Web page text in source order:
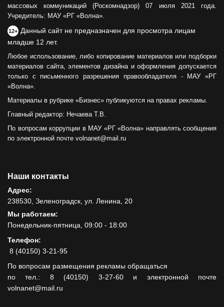
массовых коммуникаций (Роскомнадзор) 07 июля 2021 года.
Учредитель: МАУ «РГ «Волна».
12+ Данный сайт не предназначен для просмотра лицам
младше 12 лет.
Любое использование, либо копирование материалов или подборки
материалов сайта, элементов дизайна и оформления допускается
только с письменного разрешения правообладателя - МАУ «РГ
«Волна».
Материалы в рубрике «Бизнес» публикуются на правах рекламы.
Главный редактор: Нечаева Т.В.
По вопросам коррупции в МАУ «РГ «Волна» направлять сообщения
по электронной почте volnanet@mail.ru
Наши контакты
Адрес:
238530, Зеленоградск, ул. Ленина, 20
Мы работаем:
Понедельник-пятница, 09:00 - 18:00
Телефон:
8 (40150) 3-21-95
По вопросам размещения рекламы обращаться
по тел.: 8 (40150) 3-27-60 и электронной почте
volnanet@mail.ru